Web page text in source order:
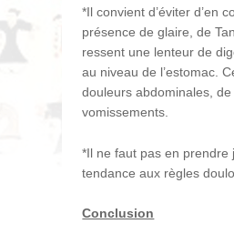
*Il convient d’éviter d’en
présence de glaire, de
ressent une lenteur de
au niveau de l’estomac.
douleurs abdominales,
vomissements.
*Il ne faut pas en
tendance aux règles
Conclusion